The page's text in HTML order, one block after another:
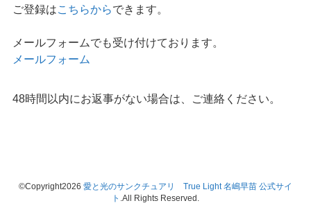
ご登録はこちらからできます。
メールフォームでも受け付けております。
メールフォーム
48時間以内にお返事がない場合は、ご連絡ください。
©Copyright2026 愛と光のサンクチュアリ True Light 名嶋早苗 公式サイ
ト .All Rights Reserved.